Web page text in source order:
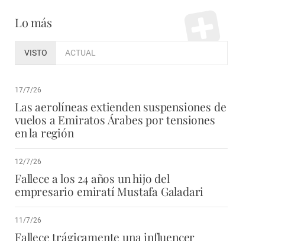
Lo más
VISTO ACTUAL
17/7/26
Las aerolíneas extienden suspensiones de
vuelos a Emiratos Árabes por tensiones
en la región
12/7/26
Fallece a los 24 años un hijo del
empresario emiratí Mustafa Galadari
11/7/26
Fallece trágicamente una influencer